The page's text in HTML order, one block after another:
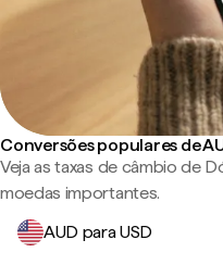
Conversões populares de
Veja as taxas de câmbio de
moedas importantes.
AUD para USD